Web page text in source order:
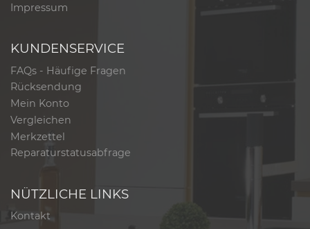
Impressum
KUNDENSERVICE
FAQs - Häufige Fragen
Rücksendung
Mein Konto
Vergleichen
Merkzettel
Reparaturstatusabfrage
NÜTZLICHE LINKS
Kontakt